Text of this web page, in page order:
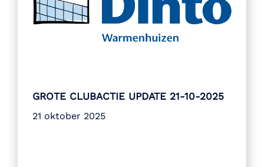
GROTE CLUBACTIE UPDATE 21-10-2025
21 oktober 2025